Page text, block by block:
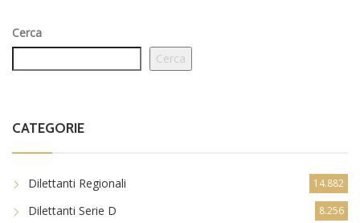
Cerca
Cerca
CATEGORIE
Dilettanti Regionali 14.882
Dilettanti Serie D 8.256